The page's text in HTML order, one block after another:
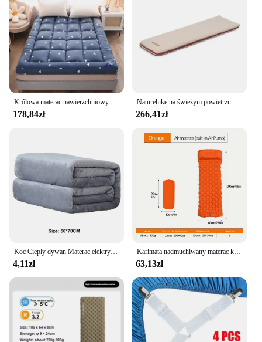
Królowa materac nawierzchniowy do ulga w bólu ciała, 1000 GSM bardzo gruba podkład na materac pokrowiec z elastyczna kieszeń, nakładka na łóżko z włókna 7D
178,84zł
Naturehike na świeżym powietrzu elastyczna tkanina kempingowe grube samopompujące karimata materac dmuchany
266,41zł
Koc Ciepły dywan Materac elektryczny Biuro domowe Ocieplacz na kolana Wielofunkcyjny koc 50 * 70 CM
4,11zł
Karimata nadmuchiwany materac kempingowego na zewnątrz z poduszkami ultralekka mata powietrzna zbudowana w pompka inflatora wędrówkach
63,13zł